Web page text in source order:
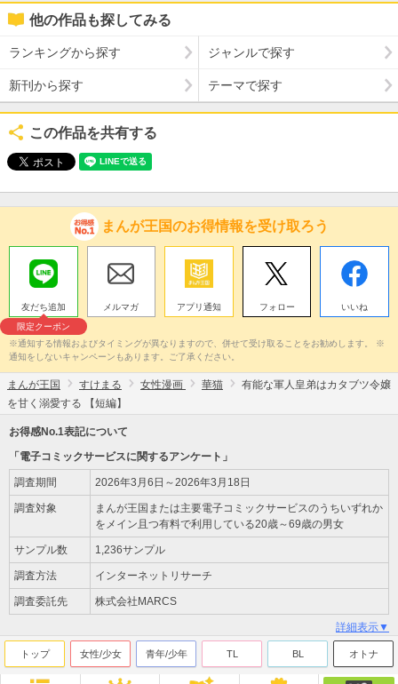
他の作品も探してみる
ランキングから探す ジャンルで探す
新刊から探す テーマで探す
この作品を共有する
まんが王国のお得情報を受け取ろう
友だち追加
限定クーポン
メルマガ アプリ通知 フォロー いいね
※通知する情報およびタイミングが異なりますので、併せて受け取ることをお勧めします。 ※
通知をしないキャンペーンもあります。ご了承ください。
まんが王国 すけまる 女性漫画 華猫
有能な軍人皇弟はカタブツ令嬢
を甘く溺愛する 【短編】
お得感No.1表記について
「電子コミックサービスに関するアンケート」
調査期間 2026年3月6日～2026年3月18日
調査対象
まんが王国または主要電子コミックサービスのうちいずれか
をメイン且つ有料で利用している20歳～69歳の男女
サンプル数 1,236サンプル
調査方法 インターネットリサーチ
調査委託先 株式会社MARCS
詳細表示▼
トップ 女性/少女 青年/少年 TL BL オトナ